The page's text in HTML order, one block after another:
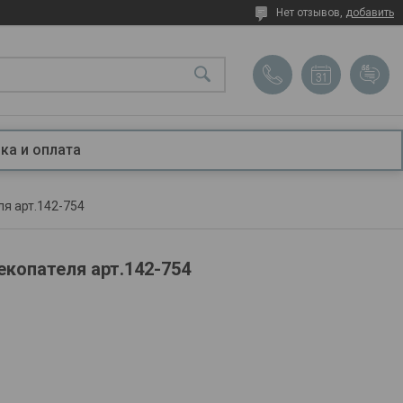
Нет отзывов, добавить
и оплата
арт.142-754
арт.142-754